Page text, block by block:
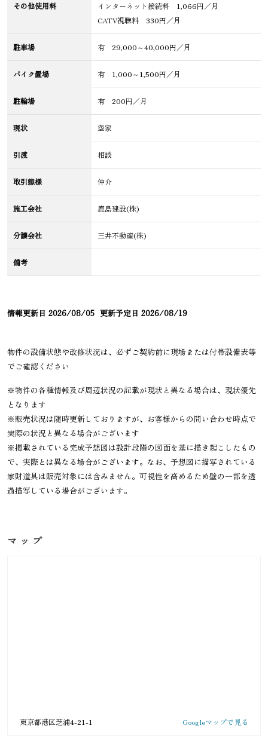
その他使用料
インターネット接続料 1,066円／月
CATV視聴料 330円／月
駐車場 有 29,000～40,000円／月
バイク置場 有 1,000～1,500円／月
駐輪場 有 200円／月
現状 空家
引渡 相談
取引態様 仲介
施工会社 鹿島建設(株)
分譲会社 三井不動産(株)
備考
情報更新日 2026/08/05 更新予定日 2026/08/19
物件の設備状態や改修状況は、必ずご契約前に現場または付帯設備表等
でご確認ください
※物件の各種情報及び周辺状況の記載が現状と異なる場合は、現状優先
となります
※販売状況は随時更新しておりますが、お客様からの問い合わせ時点で
実際の状況と異なる場合がございます
※掲載されている完成予想図は設計段階の図面を基に描き起こしたもの
で、実際とは異なる場合がございます。なお、予想図に描写されている
家財道具は販売対象には含みません。可視性を高めるため壁の一部を透
過描写している場合がございます。
マップ
東京都港区芝浦4-21-1 Googleマップで見る